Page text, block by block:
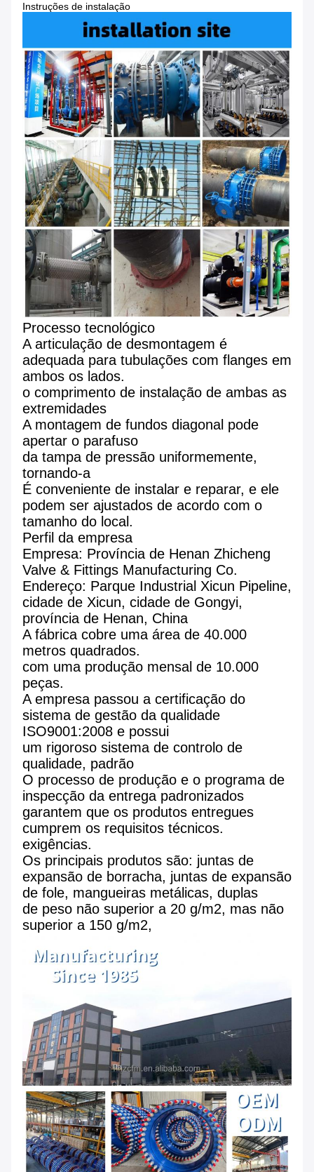
Instruções de instalação
Processo tecnológico
A articulação de desmontagem é
adequada para tubulações com flanges em
ambos os lados.
o comprimento de instalação de ambas as
extremidades
A montagem de fundos diagonal pode
apertar o parafuso
da tampa de pressão uniformemente,
tornando-a
É conveniente de instalar e reparar, e ele
podem ser ajustados de acordo com o
tamanho do local.
Perfil da empresa
Empresa: Província de Henan Zhicheng
Valve & Fittings Manufacturing Co.
Endereço: Parque Industrial Xicun Pipeline,
cidade de Xicun, cidade de Gongyi,
província de Henan, China
A fábrica cobre uma área de 40.000
metros quadrados.
com uma produção mensal de 10.000
peças.
A empresa passou a certificação do
sistema de gestão da qualidade
ISO9001:2008 e possui
um rigoroso sistema de controlo de
qualidade, padrão
O processo de produção e o programa de
inspecção da entrega padronizados
garantem que os produtos entregues
cumprem os requisitos técnicos.
exigências.
Os principais produtos são: juntas de
expansão de borracha, juntas de expansão
de fole, mangueiras metálicas, duplas
de peso não superior a 20 g/m2, mas não
superior a 150 g/m2,